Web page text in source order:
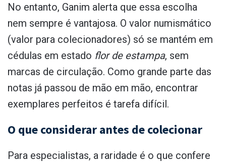
No entanto, Ganim alerta que essa escolha
nem sempre é vantajosa. O valor numismático
(valor para colecionadores) só se mantém em
cédulas em estado flor de estampa, sem
marcas de circulação. Como grande parte das
notas já passou de mão em mão, encontrar
exemplares perfeitos é tarefa difícil.
O que considerar antes de colecionar
Para especialistas, a raridade é o que confere